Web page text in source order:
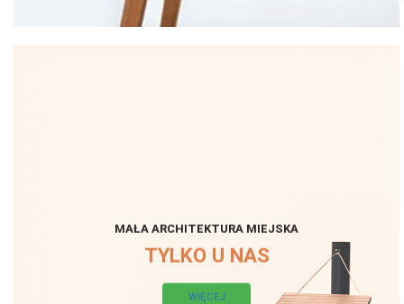
MAŁA ARCHITEKTURA MIEJSKA
TYLKO U NAS
WIĘCEJ